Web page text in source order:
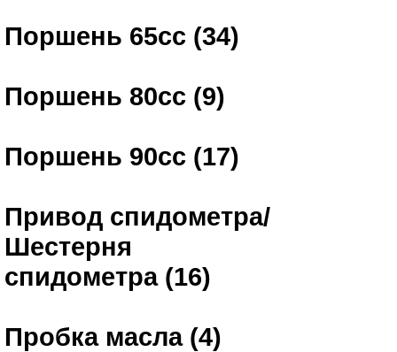
Поршень 65сс (34)
Поршень 80сс (9)
Поршень 90сс (17)
Привод спидометра/
Шестерня
спидометра (16)
Пробка масла (4)